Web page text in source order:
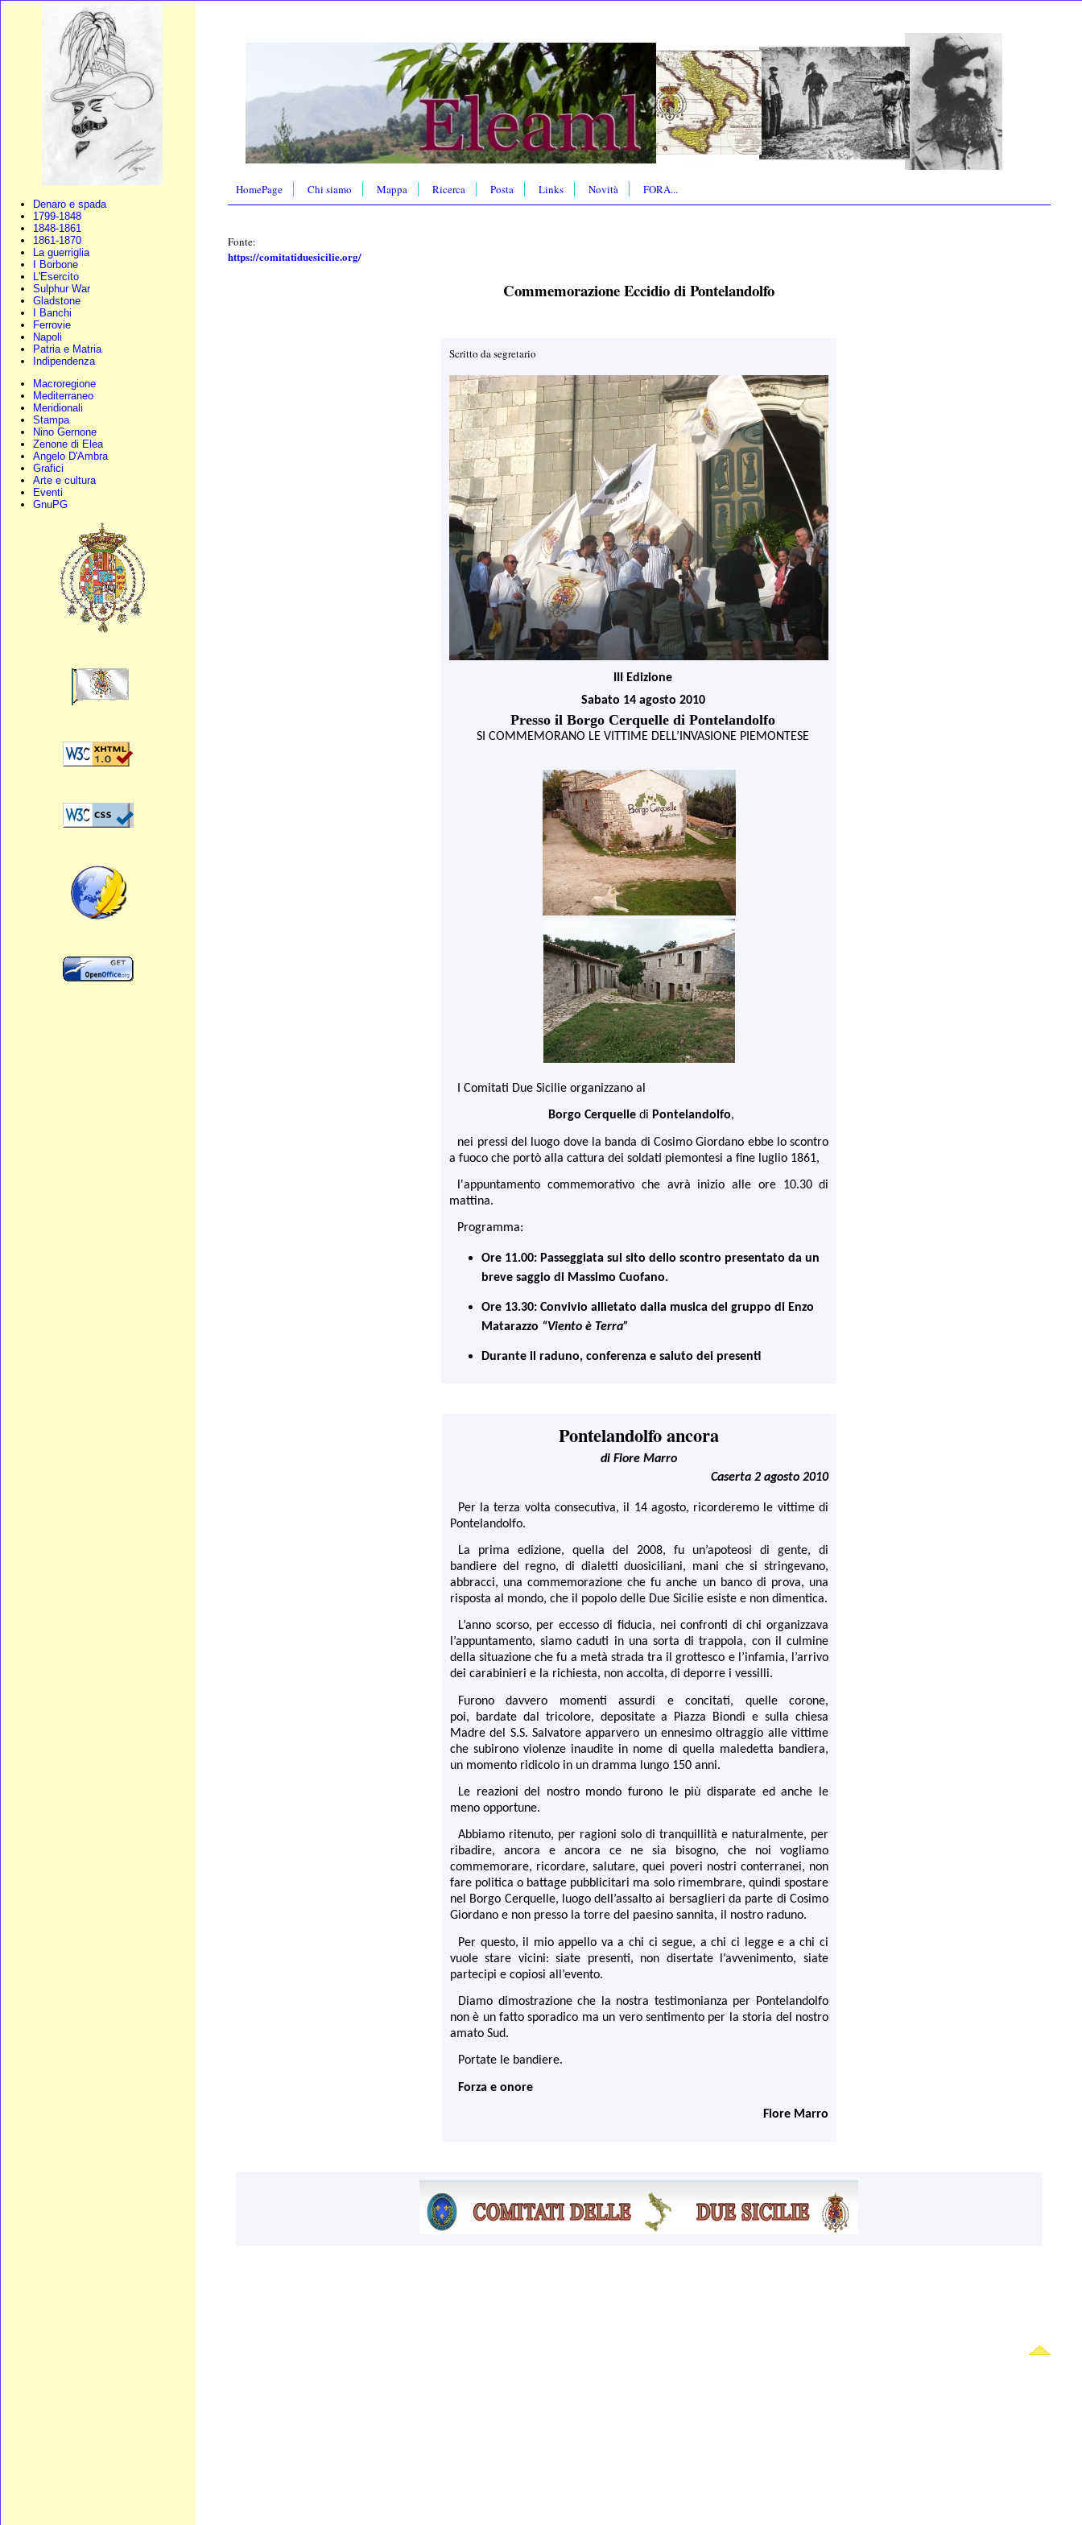
Denaro e spada
1799-1848
1848-1861
1861-1870
La guerriglia
I Borbone
L'Esercito
Sulphur War
Gladstone
I Banchi
Ferrovie
Napoli
Patria e Matria
Indipendenza
Macroregione
Mediterraneo
Meridionali
Stampa
Nino Gernone
Zenone di Elea
Angelo D'Ambra
Grafici
Arte e cultura
Eventi
GnuPG
HomePage Chi siamo Mappa Ricerca Posta Links Novità FORA...
Fonte:
https://comitatiduesicilie.org/
Commemorazione Eccidio di Pontelandolfo
Scritto da segretario
III Edizione
Sabato 14 agosto 2010
Presso il Borgo Cerquelle di Pontelandolfo
SI COMMEMORANO LE VITTIME DELL’INVASIONE PIEMONTESE
I Comitati Due Sicilie organizzano al
Borgo Cerquelle diPontelandolfo,
nei pressi del luogo dove la banda di Cosimo Giordano ebbe lo scontro
a fuoco che portò alla cattura dei soldati piemontesi a fine luglio 1861,
l'appuntamento commemorativo che avrà inizio alle ore 10.30 di
mattina.
Programma:
Ore 11.00: Passeggiata sul sito dello scontro presentato da un
breve saggio di Massimo Cuofano.
Ore 13.30: Convivio allietato dalla musica del gruppo di Enzo
Matarazzo “Viento è Terra”
Durante il raduno, conferenza e saluto dei presenti
Pontelandolfo ancora
di Fiore Marro
Caserta 2 agosto 2010
Per la terza volta consecutiva, il 14 agosto, ricorderemo le vittime di
Pontelandolfo.
La prima edizione, quella del 2008, fu un’apoteosi di gente, di
bandiere del regno, di dialetti duosiciliani, mani che si stringevano,
abbracci, una commemorazione che fu anche un banco di prova, una
risposta al mondo, che il popolo delle Due Sicilie esiste e non dimentica.
L’anno scorso, per eccesso di fiducia, nei confronti di chi organizzava
l’appuntamento, siamo caduti in una sorta di trappola, con il culmine
della situazione che fu a metà strada tra il grottesco e l’infamia, l’arrivo
dei carabinieri e la richiesta, non accolta, di deporre i vessilli.
Furono davvero momenti assurdi e concitati, quelle corone,
poi, bardate dal tricolore, depositate a Piazza Biondi e sulla chiesa
Madre del S.S. Salvatore apparvero un ennesimo oltraggio alle vittime
che subirono violenze inaudite in nome di quella maledetta bandiera,
un momento ridicolo in un dramma lungo 150 anni.
Le reazioni del nostro mondo furono le più disparate ed anche le
meno opportune.
Abbiamo ritenuto, per ragioni solo di tranquillità e naturalmente, per
ribadire, ancora e ancora ce ne sia bisogno, che noi vogliamo
commemorare, ricordare, salutare, quei poveri nostri conterranei, non
fare politica o battage pubblicitari ma solo rimembrare, quindi spostare
nel Borgo Cerquelle, luogo dell’assalto ai bersaglieri da parte di Cosimo
Giordano e non presso la torre del paesino sannita, il nostro raduno.
Per questo, il mio appello va a chi ci segue, a chi ci legge e a chi ci
vuole stare vicini: siate presenti, non disertate l’avvenimento, siate
partecipi e copiosi all’evento.
Diamo dimostrazione che la nostra testimonianza per Pontelandolfo
non è un fatto sporadico ma un vero sentimento per la storia del nostro
amato Sud.
Portate le bandiere.
Forza e onore
Fiore Marro